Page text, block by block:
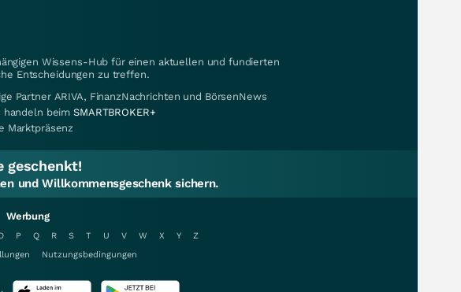
Wissens-Hub für einen aktuellen und fundierten
Entscheidungen zu treffen.
Partner ARIVA, FinanzNachrichten und BörsenNews
handeln beimSMARTBROKER+
Marktpräsenz
geschenkt!
und Willkommensgeschenk sichern.
Werbung
P Q R S T U V W X Y
Z
Nutzungsbedingungen